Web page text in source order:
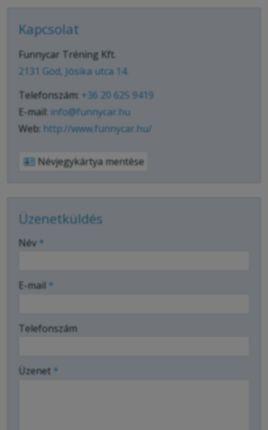
Kapcsolat
Funnycar Tréning Kft.
2131 Göd, Jósika utca 14.
Telefonszám: +36 20 625 9419
E-mail: info@funnycar.hu
Web: http://www.funnycar.hu/
Névjegykártya mentése
Üzenetküldés
-
-
Név *
E-mail *
Telefonszám
Üzenet *